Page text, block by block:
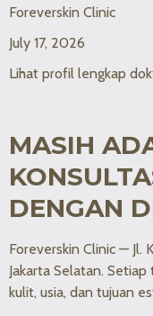
Foreverskin Clinic
July 17, 2026
Lihat profil lengkap
MASIH
DENGAN
Foreverskin Clinic — Jl.
Jakarta Selatan.
kulit, usia, dan tujuan